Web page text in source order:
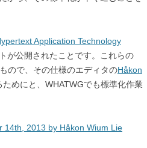
Application Technology
が公開されたことです。これらの
ので、その仕様のエディタのHåkon
めにと、WHATWGでも標準化作業
14th, 2013 by Håkon Wium Lie